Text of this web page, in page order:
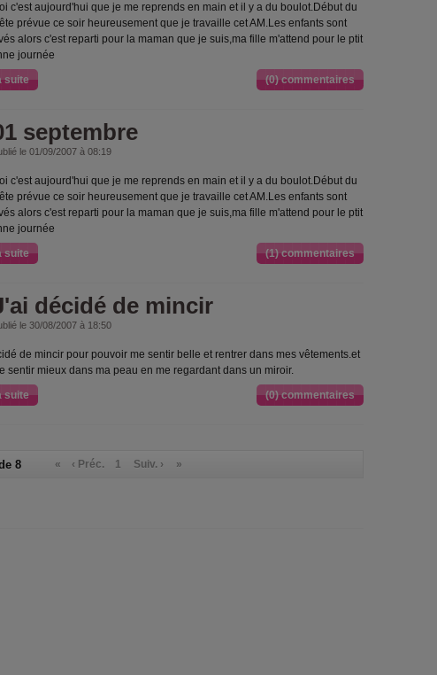
c'est aujourd'hui que je me reprends en main et il y a du boulot.Début du
prévue ce soir heureusement que je travaille cet AM.Les enfants sont
alors c'est reparti pour la maman que je suis,ma fille m'attend pour le ptit
journée
suite
(0) commentaires
septembre
le 01/09/2007 à 08:19
c'est aujourd'hui que je me reprends en main et il y a du boulot.Début du
prévue ce soir heureusement que je travaille cet AM.Les enfants sont
alors c'est reparti pour la maman que je suis,ma fille m'attend pour le ptit
journée
suite
(1) commentaires
décidé de mincir
le 30/08/2007 à 18:50
de mincir pour pouvoir me sentir belle et rentrer dans mes vêtements.et
sentir mieux dans ma peau en me regardant dans un miroir.
suite
(0) commentaires
8 « ‹ Préc. 1 Suiv. › »